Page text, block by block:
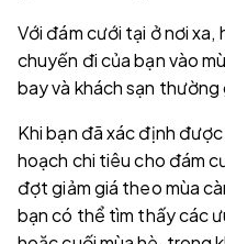
Với đám cưới tại ở nơi xa,
chuyến đi của bạn vào
bay và khách sạn thường
Khi bạn đã xác định
hoạch chi tiêu cho đám
đợt giảm giá theo mùa
bạn có thể tìm thấy các